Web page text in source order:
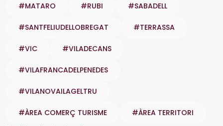
#MATARO #RUBI #SABADELL
#SANTFELIUDELLOBREGAT #TERRASSA
#VIC #VILADECANS
#VILAFRANCADELPENEDES
#VILANOVAILAGELTRU
#ÀREA COMERÇ TURISME #ÀREA TERRITORI